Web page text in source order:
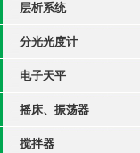
层析系统
分光光度计
电子天平
摇床、振荡器
搅拌器